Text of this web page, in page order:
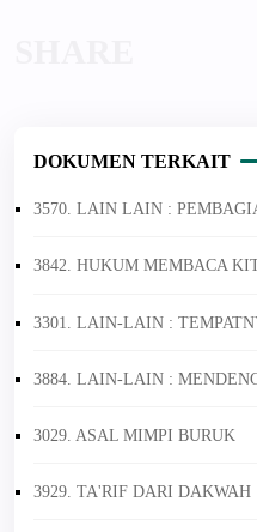
DOKUMEN TERKAIT
3570. LAIN LAIN :
3842. HUKUM MEMBACA
3301. LAIN-LAIN :
3884. LAIN-LAIN :
3029. ASAL MIMPI BURUK
3929. TA'RIF DARI DAKWAH